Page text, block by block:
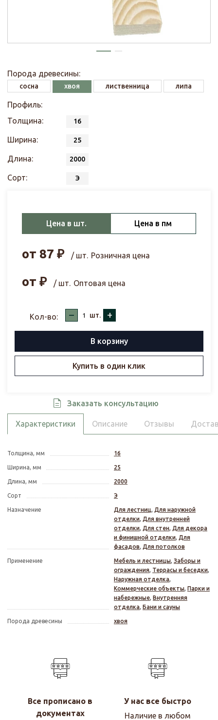
Порода древесины:
сосна хвоя лиственница липа
Профиль:
Толщина:
16
Ширина: 25
Длина: 2000
Сорт: Э
Цена в шт. Цена в пм
от 87 ₽ / шт. Розничная цена
от ₽ / шт. Оптовая цена
Кол-во: – шт. +
В корзину
Купить в один клик
Заказать консультацию
Характеристики Описание Отзывы
Толщина, мм 16
Ширина, мм 25
Длина, мм 2000
Сорт Э
Назначение Для лестниц, Для наружной
отделки, Для внутренней
отделки, Для стен, Для декора
и финишной отделки, Для
фасадов, Для потолков
Применение Мебель и лестницы, Заборы и
ограждения, Террасы и беседки,
Наружная отделка,
Коммерческие объекты, Парки и
набережные, Внутренняя
отделка, Бани и сауны
Порода древесины хвоя
Все прописано в
документах
У нас все быстро
Наличие в любом